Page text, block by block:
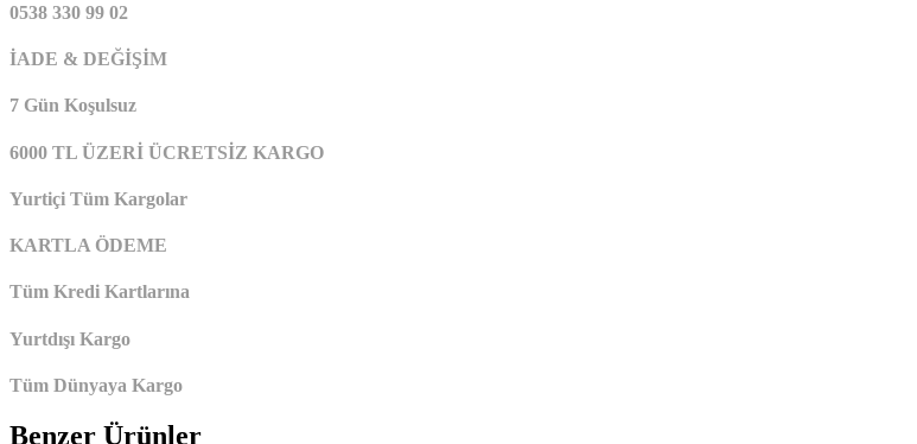
0538 330 99 02
İADE & DEĞİŞİM
7 Gün Koşulsuz
6000 TL ÜZERİ ÜCRETSİZ KARGO
Yurtiçi Tüm Kargolar
KARTLA ÖDEME
Tüm Kredi Kartlarına
Yurtdışı Kargo
Tüm Dünyaya Kargo
Benzer Ürünler